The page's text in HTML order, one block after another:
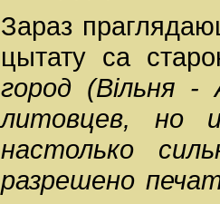
Зараз
цытату са
город (Вільня
литовцев, но
настолько
разрешено